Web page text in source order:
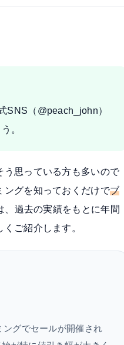
SNS（@peach_john）
。
う思っている方も多いので
ングを知っておくだけでブ
、過去の実績をもとに年間
ご紹介します。
ングでセールが開催され